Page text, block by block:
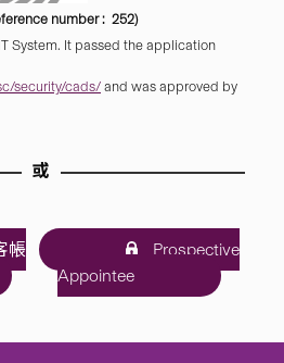
number : 252)
System. It passed the application
security/cads/ and was approved by
或
帳
Prospective
Appointee